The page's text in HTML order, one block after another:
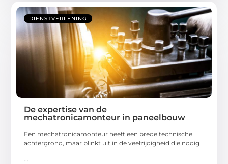
DIENSTVERLENING
De expertise van de
mechatronicamonteur in paneelbouw
Een mechatronicamonteur heeft een brede technische
achtergrond, maar blinkt uit in de veelzijdigheid die nodig
...